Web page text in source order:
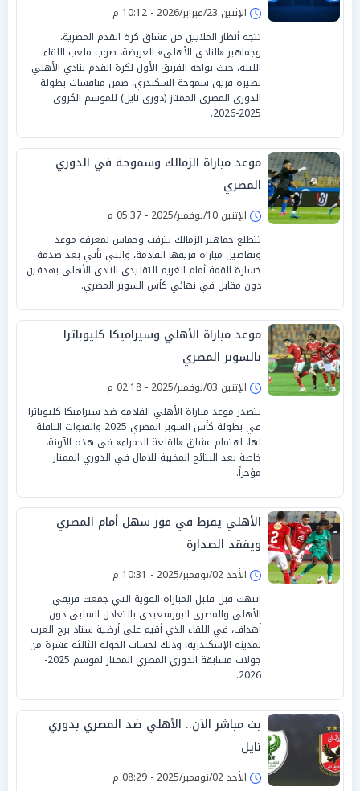
الإثنين 23/فبراير/2026 - 10:12 م
تتجه أنظار الملايين من عشاق كرة القدم المصرية،
وجماهير «النادي الأهلي» العريضة، صوب ملعب اللقاء
الليلة، حيث يواجه الفريق الأول لكرة القدم بنادي الأهلي
نظيره فريق سموحة السكندري، ضمن منافسات بطولة
الدوري المصري الممتاز (دوري نايل) للموسم الكروي
2025-2026.
موعد مباراة الزمالك وسموحة في الدوري
المصري
الإثنين 10/نوفمبر/2025 - 05:37 م
تتطلع جماهير الزمالك بترقب وحماس لمعرفة موعد
وتفاصيل مباراة فريقها القادمة، والتي تأتي بعد صدمة
خسارة القمة أمام الغريم التقليدي النادي الأهلي بهدفين
دون مقابل في نهائي كأس السوبر المصري.
موعد مباراة الأهلي وسيراميكا كليوباترا
بالسوبر المصري
الإثنين 03/نوفمبر/2025 - 02:18 م
يتصدر موعد مباراة الأهلي القادمة ضد سيراميكا كليوباترا
في بطولة كأس السوبر المصري 2025 والقنوات الناقلة
لها، اهتمام عشاق «القلعة الحمراء» في هذه الآونة،
خاصة بعد النتائج المخيبة للآمال في الدوري الممتاز
مؤخراً.
الأهلي يفرط في فوز سهل أمام المصري
ويفقد الصدارة
الأحد 02/نوفمبر/2025 - 10:31 م
انتهت قبل قليل المباراة القوية التي جمعت فريقي
الأهلي والمصري البورسعيدي بالتعادل السلبي دون
أهداف، في اللقاء الذي أقيم على أرضية ستاد برج العرب
بمدينة الإسكندرية، وذلك لحساب الجولة الثالثة عشرة من
جولات مسابقة الدوري المصري الممتاز لموسم 2025-
2026.
بث مباشر الآن.. الأهلي ضد المصري بدوري
نايل
الأحد 02/نوفمبر/2025 - 08:29 م